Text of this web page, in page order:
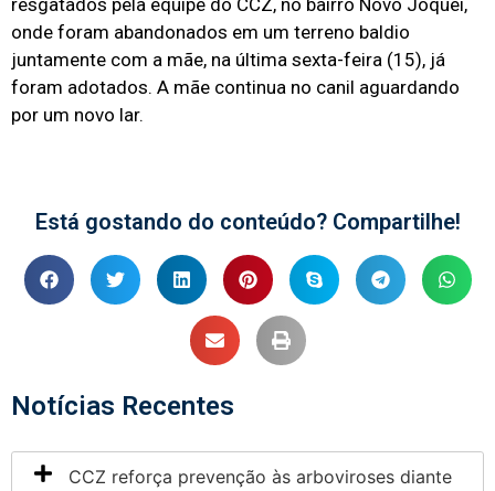
resgatados pela equipe do CCZ, no bairro Novo Jóquei,
onde foram abandonados em um terreno baldio
juntamente com a mãe, na última sexta-feira (15), já
foram adotados. A mãe continua no canil aguardando
por um novo lar.
Está gostando do conteúdo? Compartilhe!
Notícias Recentes
CCZ reforça prevenção às arboviroses diante